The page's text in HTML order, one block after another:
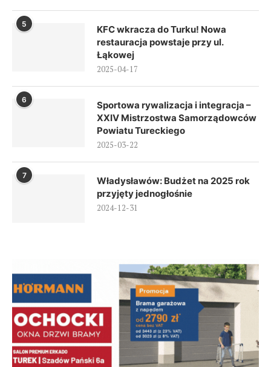
5
KFC wkracza do Turku! Nowa
restauracja powstaje przy ul.
Łąkowej
2025-04-17
6
Sportowa rywalizacja i integracja –
XXIV Mistrzostwa Samorządowców
Powiatu Tureckiego
2025-03-22
7
Władysławów: Budżet na 2025 rok
przyjęty jednogłośnie
2024-12-31